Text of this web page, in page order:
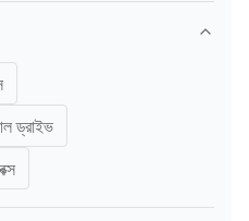
ড্রাইভ